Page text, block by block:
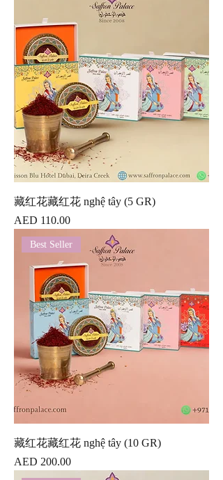
藏红花藏红花 nghệ tây (5 GR)
價格
AED 110.00
Best Seller
藏红花藏红花 nghệ tây (10 GR)
價格
AED 200.00